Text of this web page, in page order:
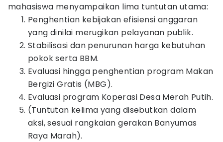
mahasiswa menyampaikan lima tuntutan utama:
Penghentian kebijakan efisiensi anggaran
yang dinilai merugikan pelayanan publik.
Stabilisasi dan penurunan harga kebutuhan
pokok serta BBM.
Evaluasi hingga penghentian program Makan
Bergizi Gratis (MBG).
Evaluasi program Koperasi Desa Merah Putih.
(Tuntutan kelima yang disebutkan dalam
aksi, sesuai rangkaian gerakan Banyumas
Raya Marah).